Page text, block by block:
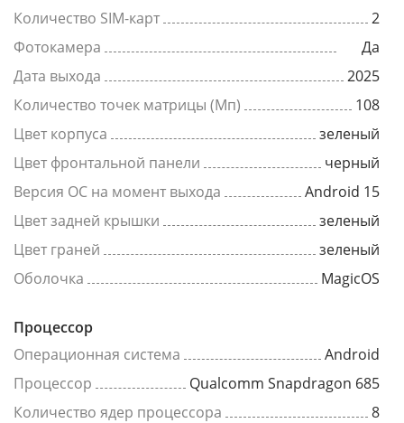
Количество SIM-карт
2
Фотокамера
Да
Дата выхода
2025
Количество точек матрицы (Мп)
108
Цвет корпуса
зеленый
Цвет фронтальной панели
черный
Версия ОС на момент выхода
Android 15
Цвет задней крышки
зеленый
Цвет граней
зеленый
Оболочка
MagicOS
Процессор
Операционная система
Android
Процессор
Qualcomm Snapdragon 685
Количество ядер процессора
8